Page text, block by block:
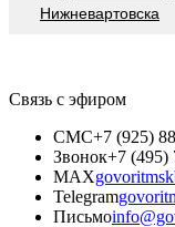
Нижневартовска
Связь с эфиром
СМС+7 (925)
Звонок+7 (495)
MAX
Telegram
Письмо